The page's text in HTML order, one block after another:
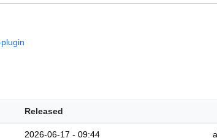
Released
2026-06-17 - 09:44